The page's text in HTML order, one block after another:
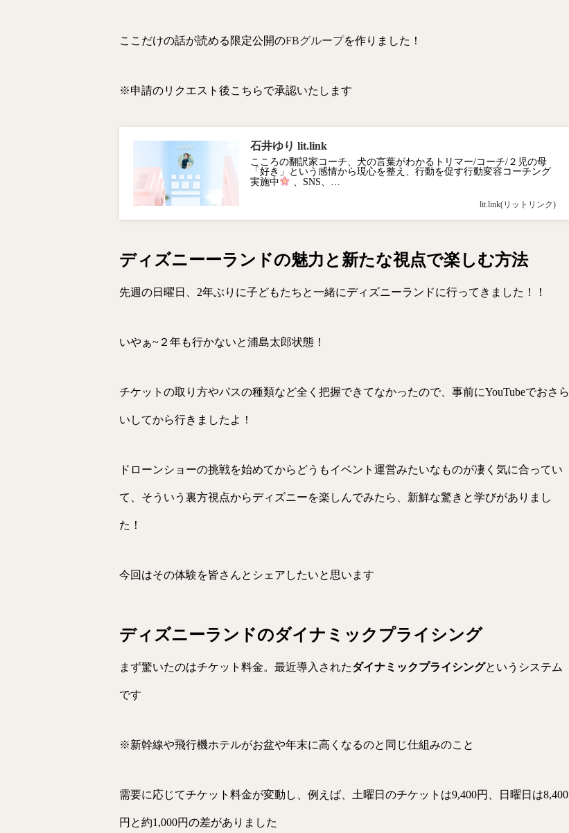
ここだけの話が読める限定公開のFBグループを作りました！
※申請のリクエスト後こちらで承認いたします
石井ゆり lit.link
こころの翻訳家コーチ、犬の言葉がわかるトリマー/コーチ/２児の母
「好き」という感情から現心を整え、行動を促す行動変容コーチング
実施中
、SNS、…
lit.link(リットリンク)
ディズニーーランドの魅力と新たな視点で楽しむ方法
先週の日曜日、2年ぶりに子どもたちと一緒にディズニーランドに行ってきました！！
いやぁ~２年も行かないと浦島太郎状態！
チケットの取り方やパスの種類など全く把握できてなかったので、事前にYouTubeでおさら
いしてから行きましたよ！
ドローンショーの挑戦を始めてからどうもイベント運営みたいなものが凄く気に合ってい
て、そういう裏方視点からディズニーを楽しんでみたら、新鮮な驚きと学びがありまし
た！
今回はその体験を皆さんとシェアしたいと思います
ディズニーランドのダイナミックプライシング
まず驚いたのはチケット料金。最近導入されたダイナミックプライシングというシステム
です
※新幹線や飛行機ホテルがお盆や年末に高くなるのと同じ仕組みのこと
需要に応じてチケット料金が変動し、例えば、土曜日のチケットは9,400円、日曜日は8,400
円と約1,000円の差がありました